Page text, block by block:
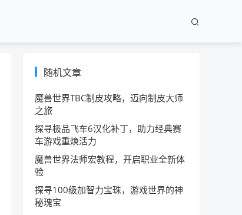
随机文章
魔兽世界TBC制皮攻略，迈向制皮大师
之旅
探寻极品飞车6汉化补丁，助力经典赛
车游戏重焕活力
魔兽世界法师宏教程，开启职业全新体
验
探寻100级加智力宝珠，游戏世界的神
秘瑰宝